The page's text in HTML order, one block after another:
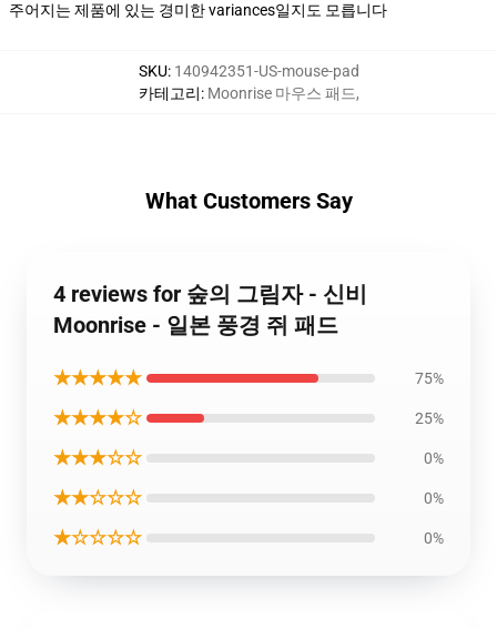
주어지는 제품에 있는 경미한 variances일지도 모릅니다
SKU: 140942351-US-mouse-pad
카테고리: Moonrise 마우스 패드,
What Customers Say
4 reviews for 숲의 그림자 - 신비
Moonrise - 일본 풍경 쥐 패드
★★★★★ 75%
★★★★☆ 25%
★★★☆☆ 0%
★★☆☆☆ 0%
★☆☆☆☆ 0%